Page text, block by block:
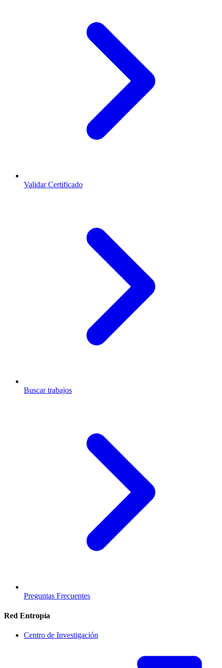
Validar Certificado
Buscar trabajos
Preguntas Frecuentes
Red Entropía
Centro de Investigación